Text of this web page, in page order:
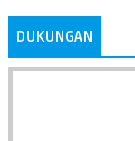
DUKUNGAN